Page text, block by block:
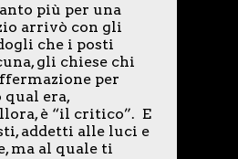
più per una
arrivò con gli
che i posti
gli chiese chi
per
era,
è “il critico”. E
addetti alle luci e
ma al quale ti